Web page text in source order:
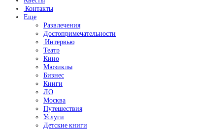
Контакты
Еще
Развлечения
Достопримечательности
Интервью
Театр
Кино
Мюзиклы
Бизнес
Книги
ЛО
Москва
Путешествия
Услуги
Детские книги